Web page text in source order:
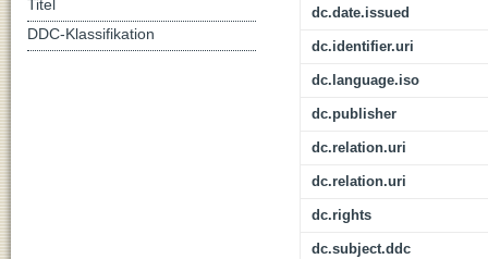
dc.date.issued
dc.identifier.uri
dc.language.iso
dc.publisher
dc.relation.uri
dc.relation.uri
dc.rights
dc.subject.ddc
Titel
DDC-Klassifikation